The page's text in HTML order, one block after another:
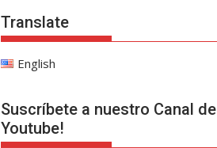
Translate
English
Suscríbete a nuestro Canal de
Youtube!